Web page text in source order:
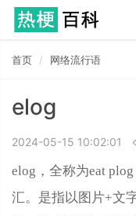
首页 网络流行语
elog
2024-05-15 10:02:01
elog，全称为eat
汇。是指以图片+文